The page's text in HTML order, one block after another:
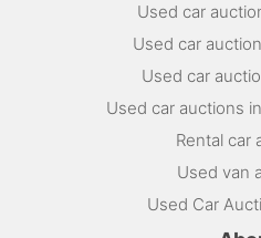
Used car
Used car
Used car
Used car auctions
Rental car
Used van
Used Car